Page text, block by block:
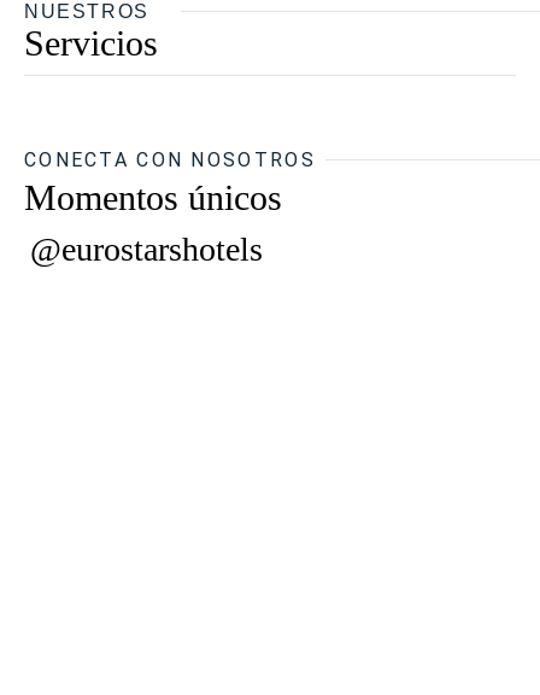
NUESTROS
Servicios
CONECTA CON NOSOTROS
Momentos únicos
@eurostarshotels